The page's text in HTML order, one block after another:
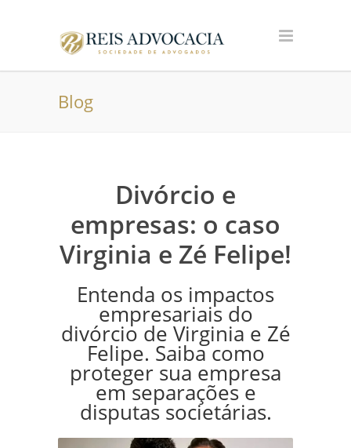
Blog
Divórcio e
empresas: o caso
Virginia e Zé Felipe!
Entenda os impactos
empresariais do
divórcio de Virginia e Zé
Felipe. Saiba como
proteger sua empresa
em separações e
disputas societárias.